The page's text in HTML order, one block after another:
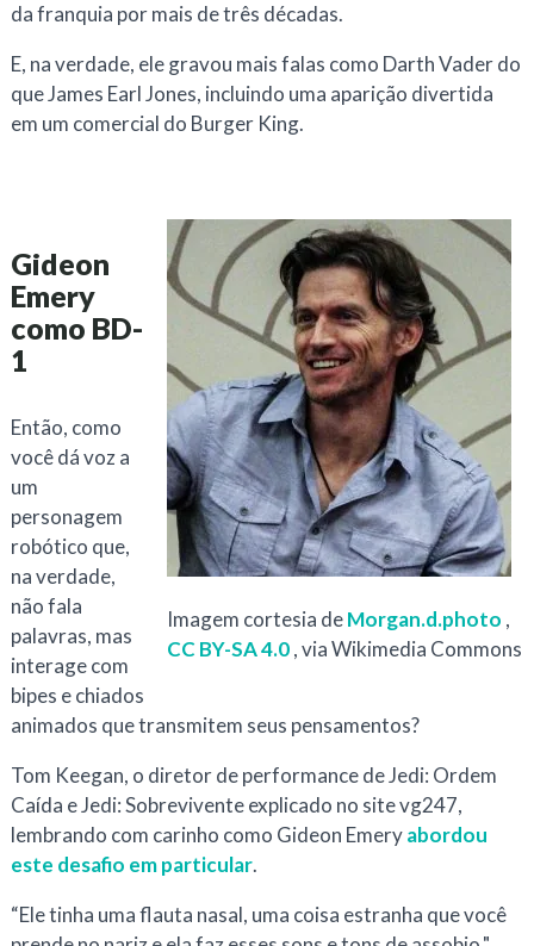
da franquia por mais de três décadas.
E, na verdade, ele gravou mais falas como Darth Vader do
que James Earl Jones, incluindo uma aparição divertida
em um comercial do Burger King.
Imagem cortesia deMorgan.d.photo ,
CC BY-SA 4.0, via Wikimedia Commons
Gideon
Emery
como BD-
1
Então, como
você dá voz a
um
personagem
robótico que,
na verdade,
não fala
palavras, mas
interage com
bipes e chiados
animados que transmitem seus pensamentos?
Tom Keegan, o diretor de performance deJedi: Ordem
Caída eJedi: Sobreviventeexplicado no site vg247,
lembrando com carinho como Gideon Emeryabordou
este desafio em particular.
“Ele tinha uma flauta nasal, uma coisa estranha que você